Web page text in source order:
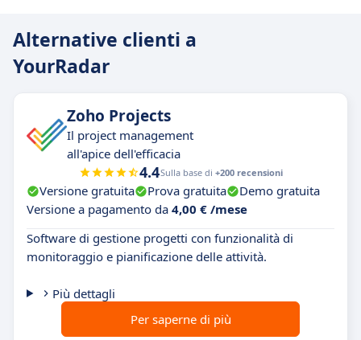
Alternative clienti a
YourRadar
Zoho Projects
Il project management
all'apice dell'efficacia
4.4Sulla base di +200 recensioni
Versione gratuita Prova gratuita
Demo gratuita
Versione a pagamento da 4,00 € /mese
Software di gestione progetti con funzionalità di
monitoraggio e pianificazione delle attività.
Più dettagli
Per saperne di più